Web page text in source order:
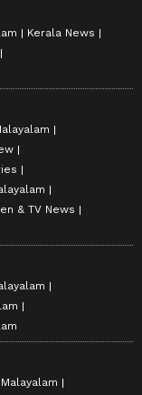
Kerala News
& TV News